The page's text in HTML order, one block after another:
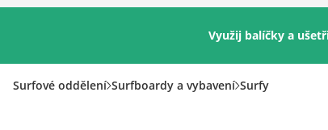
Österreich
Italia (Italiano)
Italien (Deutsch)
Využij balíčky a
Surfové oddělení Surfboardy a vybavení Surfy